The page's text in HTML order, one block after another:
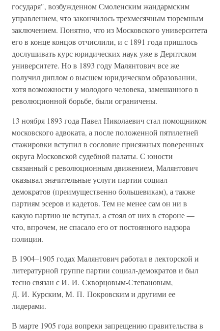
государя", возбужденном Смоленским жандармским
управлением, что закончилось трехмесячным тюремным
заключением. Понятно, что из Московского университета
его в конце концов отчислили, и с 1891 года пришлось
дослушивать курс юридических наук уже в Дерптском
университете. Но в 1893 году Малянтович все же
получил диплом о высшем юридическом образовании,
хотя возможности у молодого человека, замешанного в
революционной борьбе, были ограничены.
13 ноября 1893 года Павел Николаевич стал помощником
московского адвоката, а после положенной пятилетней
стажировки вступил в сословие присяжных поверенных
округа Московской судебной палаты. С юности
связанный с революционным движением, Малянтович
оказывал значительные услуги партии социал-
демократов (преимущественно большевикам), а также
партиям эсеров и кадетов. Тем не менее сам он ни в
какую партию не вступал, а стоял от них в стороне —
что, впрочем, не спасало его от постоянного надзора
полиции.
В 1904–1905 годах Малянтович работал в лекторской и
литературной группе партии социал-демократов и был
тесно связан с И. И. Скворцовым-Степановым,
Д. И. Курским, М. П. Покровским и другими ее
лидерами.
В марте 1905 года вопреки запрещению правительства в